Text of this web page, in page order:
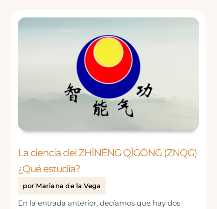
La ciencia del ZHÌNÉNG QÌGŌNG (ZNQG)
¿Qué estudia?
por Mariana de la Vega
En la entrada anterior, decíamos que hay dos